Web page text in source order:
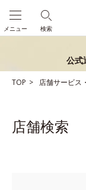
検索
メニュー
公式
TOP 店舗サービス
店舗検索